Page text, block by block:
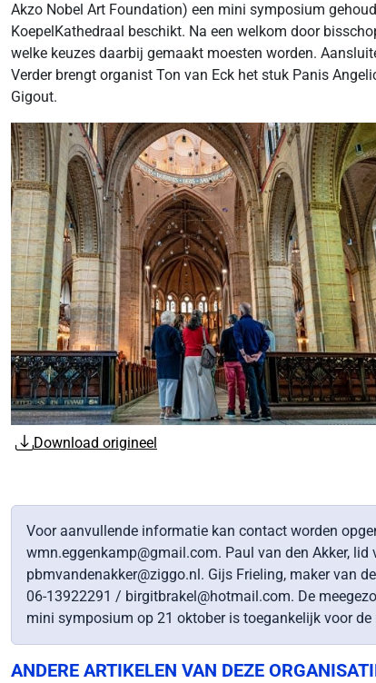
Akzo Nobel Art Foundation) een mini symposium
KoepelKathedraal beschikt. Na een welkom door
welke keuzes daarbij gemaakt moesten worden.
Verder brengt organist Ton van Eck het stuk Panis
Gigout.
Download origineel
Voor aanvullende informatie kan contact worden
wmn.eggenkamp@gmail.com. Paul van den Akker,
pbmvandenakker@ziggo.nl. Gijs Frieling, maker van
06-13922291 / birgitbrakel@hotmail.com. De
mini symposium op 21 oktober is toegankelijk voor
ANDERE ARTIKELEN VAN DEZE